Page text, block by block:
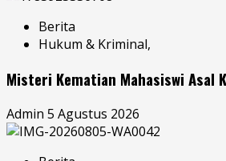
Berita
Hukum & Kriminal,
Misteri Kematian Mahasiswi Asal
Admin 5 Agustus 2026